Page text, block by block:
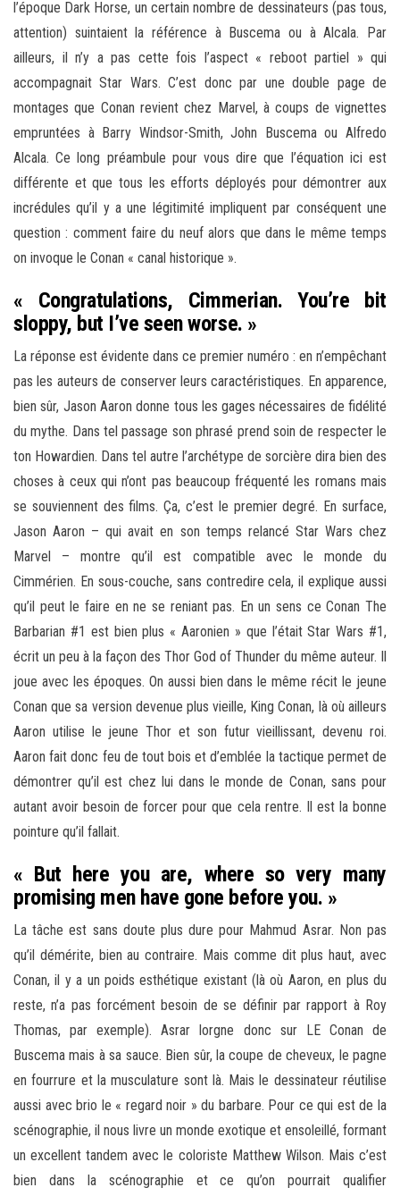
l’époque Dark Horse, un certain nombre de dessinateurs (pas tous,
attention) suintaient la référence à Buscema ou à Alcala. Par
ailleurs, il n’y a pas cette fois l’aspect « reboot partiel » qui
accompagnait Star Wars. C’est donc par une double page de
montages que Conan revient chez Marvel, à coups de vignettes
empruntées à Barry Windsor-Smith, John Buscema ou Alfredo
Alcala. Ce long préambule pour vous dire que l’équation ici est
différente et que tous les efforts déployés pour démontrer aux
incrédules qu’il y a une légitimité impliquent par conséquent une
question : comment faire du neuf alors que dans le même temps
on invoque le Conan « canal historique ».
« Congratulations, Cimmerian. You’re bit
sloppy, but I’ve seen worse. »
La réponse est évidente dans ce premier numéro : en n’empêchant
pas les auteurs de conserver leurs caractéristiques. En apparence,
bien sûr, Jason Aaron donne tous les gages nécessaires de fidélité
du mythe. Dans tel passage son phrasé prend soin de respecter le
ton Howardien. Dans tel autre l’archétype de sorcière dira bien des
choses à ceux qui n’ont pas beaucoup fréquenté les romans mais
se souviennent des films. Ça, c’est le premier degré. En surface,
Jason Aaron – qui avait en son temps relancé Star Wars chez
Marvel – montre qu’il est compatible avec le monde du
Cimmérien. En sous-couche, sans contredire cela, il explique aussi
qu’il peut le faire en ne se reniant pas. En un sens ce Conan The
Barbarian #1 est bien plus « Aaronien » que l’était Star Wars #1,
écrit un peu à la façon des Thor God of Thunder du même auteur. Il
joue avec les époques. On aussi bien dans le même récit le jeune
Conan que sa version devenue plus vieille, King Conan, là où ailleurs
Aaron utilise le jeune Thor et son futur vieillissant, devenu roi.
Aaron fait donc feu de tout bois et d’emblée la tactique permet de
démontrer qu’il est chez lui dans le monde de Conan, sans pour
autant avoir besoin de forcer pour que cela rentre. Il est la bonne
pointure qu’il fallait.
« But here you are, where so very many
promising men have gone before you. »
La tâche est sans doute plus dure pour Mahmud Asrar. Non pas
qu’il démérite, bien au contraire. Mais comme dit plus haut, avec
Conan, il y a un poids esthétique existant (là où Aaron, en plus du
reste, n’a pas forcément besoin de se définir par rapport à Roy
Thomas, par exemple). Asrar lorgne donc sur LE Conan de
Buscema mais à sa sauce. Bien sûr, la coupe de cheveux, le pagne
en fourrure et la musculature sont là. Mais le dessinateur réutilise
aussi avec brio le « regard noir » du barbare. Pour ce qui est de la
scénographie, il nous livre un monde exotique et ensoleillé, formant
un excellent tandem avec le coloriste Matthew Wilson. Mais c’est
bien dans la scénographie et ce qu’on pourrait qualifier